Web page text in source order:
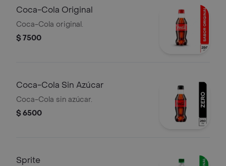
Coca-Cola Original
Coca-Cola original.
$ 7500
Coca-Cola Sin Azúcar
Coca-Cola sin azúcar.
$ 6500
Sprite